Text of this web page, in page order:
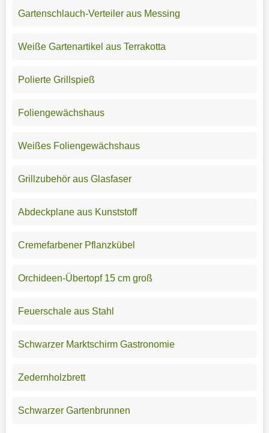
Gartenschlauch-Verteiler aus Messing
Weiße Gartenartikel aus Terrakotta
Polierte Grillspieß
Foliengewächshaus
Weißes Foliengewächshaus
Grillzubehör aus Glasfaser
Abdeckplane aus Kunststoff
Cremefarbener Pflanzkübel
Orchideen-Übertopf 15 cm groß
Feuerschale aus Stahl
Schwarzer Marktschirm Gastronomie
Zedernholzbrett
Schwarzer Gartenbrunnen